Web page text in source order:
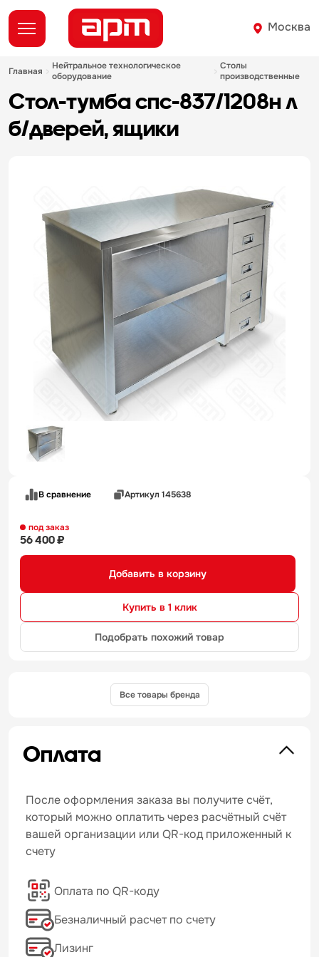
Москва
главная
нейтральное технологическое
оборудование
столы
производственные
стол-тумба спс-837/1208н л
б/дверей, ящики
В сравнение Артикул 145638
под заказ
56 400 ₽
Добавить в корзину
Купить в 1 клик
Подобрать похожий товар
Все товары бренда
Оплата
После оформления заказа вы получите счёт,
который можно оплатить через расчётный счёт
вашей организации или QR-код приложенный к
счету
Оплата по QR-коду
Безналичный расчет по счету
Лизинг